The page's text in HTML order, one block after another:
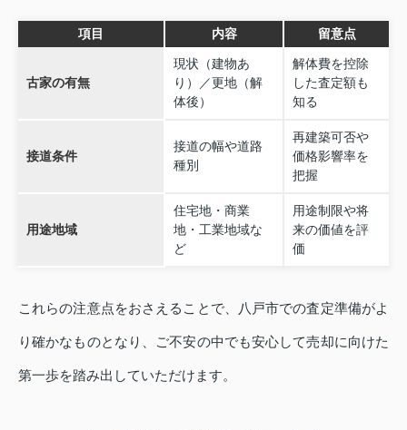
項目 内容 留意点
古家の有無
現状（建物あ
り）／更地（解
体後）
解体費を控除
した査定額も
知る
接道条件
接道の幅や道路
種別
再建築可否や
価格影響率を
把握
用途地域
住宅地・商業
地・工業地域な
ど
用途制限や将
来の価値を評
価
これらの注意点をおさえることで、八戸市での査定準備がよ
り確かなものとなり、ご不安の中でも安心して売却に向けた
第一歩を踏み出していただけます。